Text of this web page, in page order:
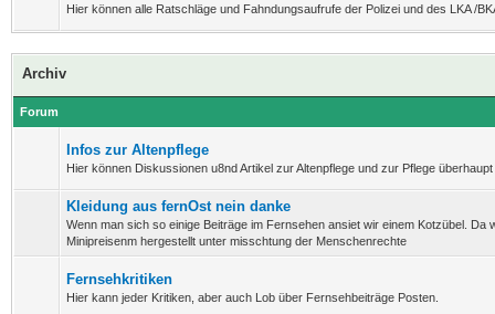
Hier können alle Ratschläge und Fahndungsaufrufe der Polizei und des LKA /
Archiv
Forum
Infos zur Altenpflege
Hier können Diskussionen u8nd Artikel zur Altenpflege und zur Pflege
Kleidung aus fernOst nein danke
Wenn man sich so einige Beiträge im Fernsehen ansiet wir einem Kotzübel. Da
Minipreisenm hergestellt unter misschtung der Menschenrechte
Fernsehkritiken
Hier kann jeder Kritiken, aber auch Lob über Fernsehbeiträge Posten.